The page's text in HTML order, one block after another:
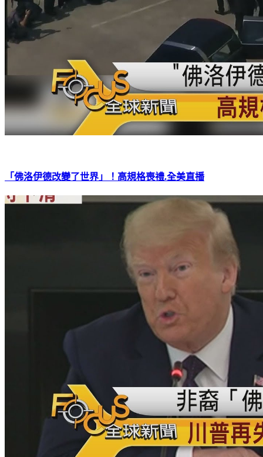
「佛洛伊德改變了世界」！高規格喪禮.全美直播